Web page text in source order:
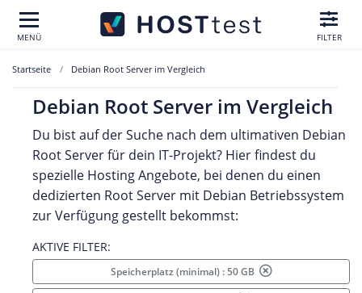
MENÜ FILTER
Startseite Debian Root Server im Vergleich
Debian Root Server im Vergleich
Du bist auf der Suche nach dem ultimativen Debian
Root Server für dein IT-Projekt? Hier findest du
spezielle Hosting Angebote, bei denen du einen
dedizierten Root Server mit Debian Betriebssystem
zur Verfügung gestellt bekommst:
AKTIVE FILTER:
Speicherplatz (minimal) : 50 GB